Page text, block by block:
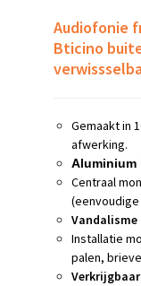
Audiofonie
Bticino
Gemaakt in
afwerking.
Aluminium
Centraal
Installatie
palen,